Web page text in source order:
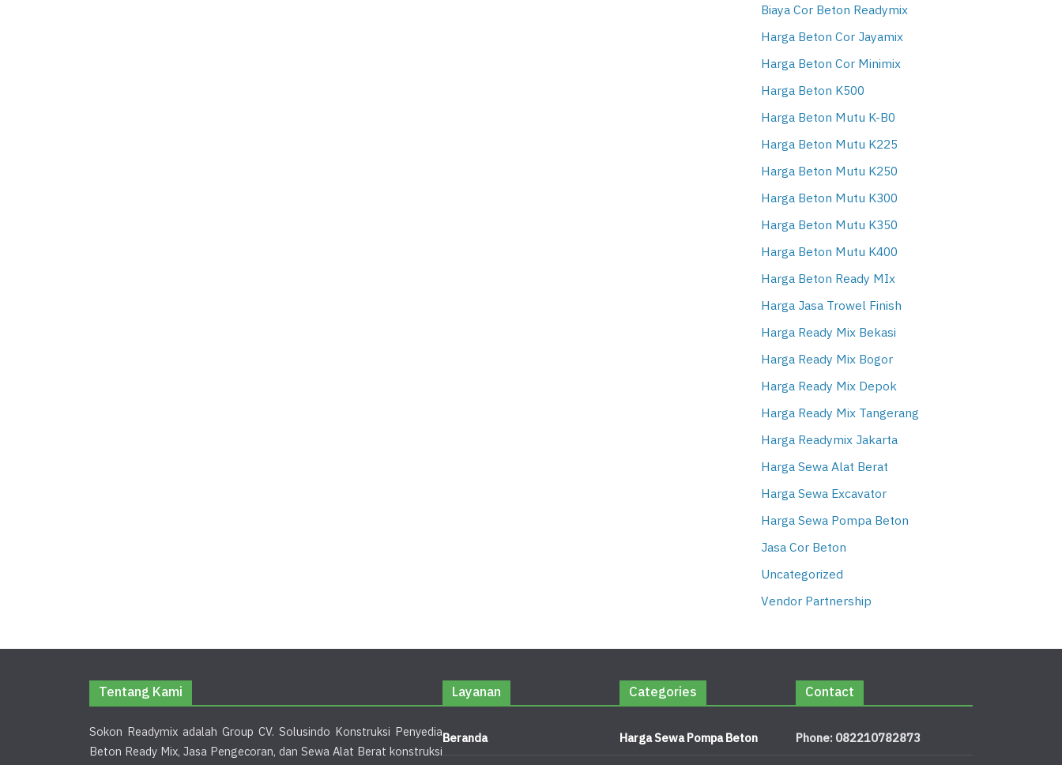
Biaya Cor Beton Readymix
Harga Beton Cor Jayamix
Harga Beton Cor Minimix
Harga Beton K500
Harga Beton Mutu K-B0
Harga Beton Mutu K225
Harga Beton Mutu K250
Harga Beton Mutu K300
Harga Beton Mutu K350
Harga Beton Mutu K400
Harga Beton Ready MIx
Harga Jasa Trowel Finish
Harga Ready Mix Bekasi
Harga Ready Mix Bogor
Harga Ready Mix Depok
Harga Ready Mix Tangerang
Harga Readymix Jakarta
Harga Sewa Alat Berat
Harga Sewa Excavator
Harga Sewa Pompa Beton
Jasa Cor Beton
Uncategorized
Vendor Partnership
Tentang Kami
Sokon Readymix adalah Group CV. Solusindo Konstruksi Penyedia
Beton Ready Mix, Jasa Pengecoran, dan Sewa Alat Berat konstruksi
Layanan
Beranda
Categories
Harga Sewa Pompa Beton
Contact
Phone: 082210782873